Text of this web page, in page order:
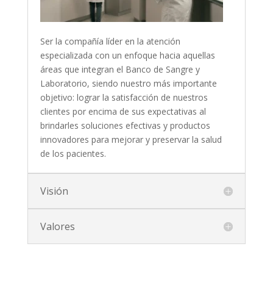
Ser la compañía líder en la atención
especializada con un enfoque hacia aquellas
áreas que integran el Banco de Sangre y
Laboratorio, siendo nuestro más importante
objetivo: lograr la satisfacción de nuestros
clientes por encima de sus expectativas al
brindarles soluciones efectivas y productos
innovadores para mejorar y preservar la salud
de los pacientes.
Visión
Valores